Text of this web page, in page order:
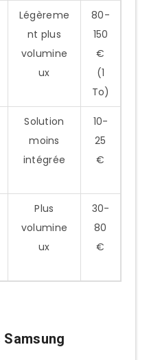
Légèreme
nt plus
volumine
ux
80-
150
€
(1
To)
Solution
moins
intégrée
10-
25
€
Plus
volumine
ux
30-
80
€